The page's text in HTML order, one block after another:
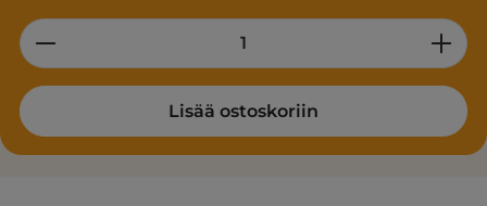
Product Quantity: Enter the desired
Lisää ostoskoriin